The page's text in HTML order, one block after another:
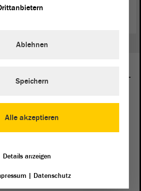
sind im Landtag von Sachsen-
Alle akzeptieren
Ablehnen
Speichern
Details anzeigen
| Datenschutz